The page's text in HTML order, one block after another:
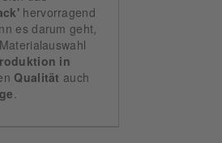
hervorragend
es darum geht,
in
Qualität auch
.